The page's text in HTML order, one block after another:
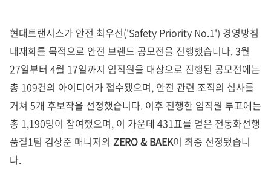
현대트랜시스가 안전 최우선('Safety Priority No.1') 경영방침
내재화를 목적으로 안전 브랜드 공모전을 진행했습니다. 3월
27일부터 4월 17일까지 임직원을 대상으로 진행된 공모전에는
총 109건의 아이디어가 접수됐으며, 안전 관련 조직의 심사를
거쳐 5개 후보작을 선정했습니다. 이후 진행한 임직원 투표에는
총 1,190명이 참여했으며, 이 가운데 431표를 얻은 전동화선행
품질1팀 김상준 매니저의 ZERO & BAEK이 최종 선정됐습니
다.